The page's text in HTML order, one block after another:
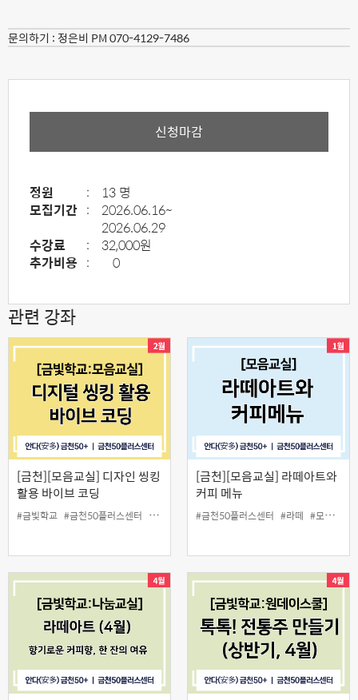
문의하기 : 정은비 PM 070-4129-7486
신청마감
정원 :
13 명
모집기간 :
2026.06.16~
2026.06.29
수강료
:
32,000원
추가비용 : 0
관련 강좌
[금천][모음교실] 디자인 씽킹
활용 바이브 코딩
#금빛학교 #금천50플러스센터 #모음교실 #인생설계 #코딩
[금천][모음교실] 라떼아트와
커피 메뉴
#금천50플러스센터 #라떼 #모음교실